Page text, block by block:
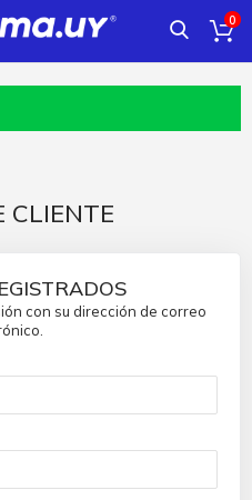
0
CLIENTE
con su dirección de correo